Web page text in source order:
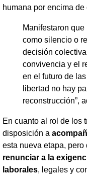
humana por encima
Manifestaron
como silencio o
decisión
convivencia y el
en el futuro de
libertad no hay
reconstrucción”,
En cuanto al rol de los
disposición a
esta nueva etapa,
renunciar a la
laborales, legales y